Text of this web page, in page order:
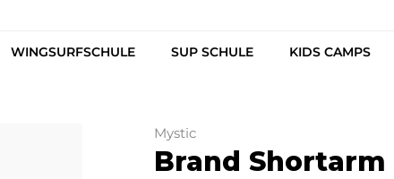
WINGSURFSCHULE SUP SCHULE KIDS CAMPS
Mystic
Brand